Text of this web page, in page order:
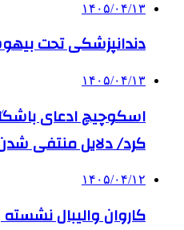
۱۴۰۵/۰۴/۱۳
دندانپزشکی تحت
۱۴۰۵/۰۴/۱۳
اسکوچیچ ادعای
کرد/ دلایل منتفی
۱۴۰۵/۰۴/۱۲
کاروان والیبال